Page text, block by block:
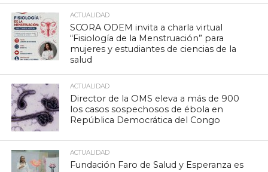
ACTUALIDAD
SCORA ODEM invita a charla virtual
“Fisiología de la Menstruación” para
mujeres y estudiantes de ciencias de la
salud
ACTUALIDAD
Director de la OMS eleva a más de 900
los casos sospechosos de ébola en
República Democrática del Congo
ACTUALIDAD
Fundación Faro de Salud y Esperanza es